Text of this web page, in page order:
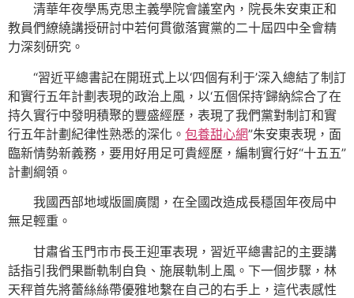
清華年夜學馬克思主義學院會議室內，院長朱安東正和
教員們繚繞講授研討中若何貫徹落實黨的二十屆四中全會精
力深刻研究。
“習近平總書記在開班式上以‘四個有利于’深入總結了制訂
和實行五年計劃表現的政治上風，以‘五個保持’歸納綜合了在
持久實行中發明積聚的豐盛經歷，表現了我們黨對制訂和實
行五年計劃紀律性熟悉的深化。 包養甜心網”朱安東表現，面
臨新情勢新義務，要用好用足可貴經歷，編制實行好“十五五”
計劃綱領。
我國西部地域版圖廣闊，在全國改造成長穩固年夜局中
無足輕重。
甘肅省玉門市市長王迎軍表現，習近平總書記的主要講
話指引我們果斷軌制自負、施展軌制上風。下一個步驟，林
天秤首先將蕾絲絲帶優雅地繫在自己的右手上，這代表感性